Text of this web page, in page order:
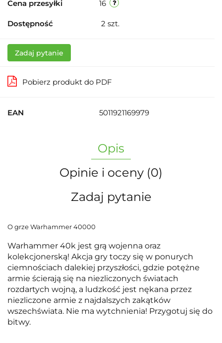
Cena przesyłki 16
Dostępność 2 szt.
Zadaj pytanie
Pobierz produkt do PDF
EAN 5011921169979
Opis
Opinie i oceny (0)
Zadaj pytanie
O grze Warhammer 40000
Warhammer 40k jest grą wojenna oraz
kolekcjonerską! Akcja gry toczy się w ponurych
ciemnościach dalekiej przyszłości, gdzie potężne
armie ścierają się na niezliczonych światach
rozdartych wojną, a ludzkość jest nękana przez
niezliczone armie z najdalszych zakątków
wszechświata. Nie ma wytchnienia! Przygotuj się do
bitwy.